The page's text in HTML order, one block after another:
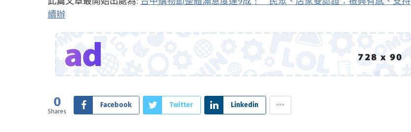
續辦
0
Shares
Facebook Twitter Linkedin